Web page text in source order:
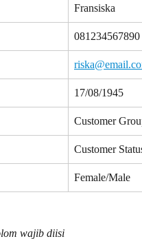
Fransiska
081234567890
17/08/1945
Customer
Customer
Female/Male
wajib diisi